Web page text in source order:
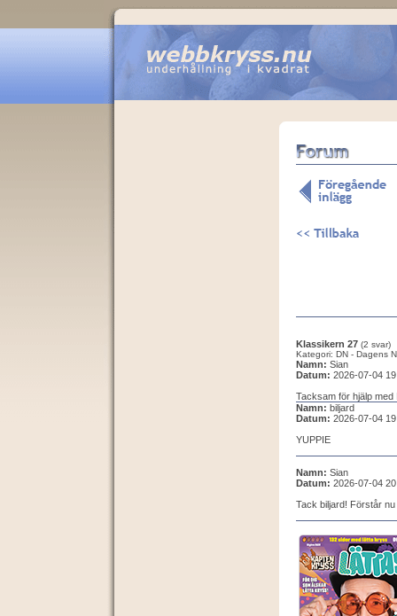
Klassikern 27 (2 svar)
Kategori: DN - Dagens
Namn: Sian
Datum: 2026-07-04
Tacksam för hjälp
Namn: biljard
Datum: 2026-07-04
YUPPIE
Namn: Sian
Datum: 2026-07-04
Tack biljard! Förstår